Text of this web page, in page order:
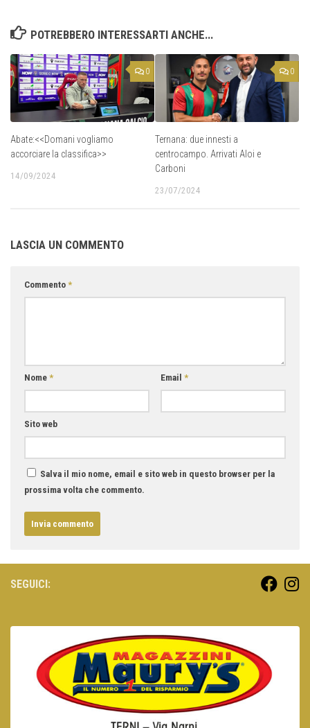
POTREBBERO INTERESSARTI ANCHE...
0
Abate:<<Domani vogliamo
accorciare la classifica>>
14/09/2024
0
Ternana: due innesti a
centrocampo. Arrivati Aloi e
Carboni
23/07/2024
LASCIA UN COMMENTO
Commento *
Nome * Email *
Sito web
Salva il mio nome, email e sito web in questo browser per la
prossima volta che commento.
SEGUICI: